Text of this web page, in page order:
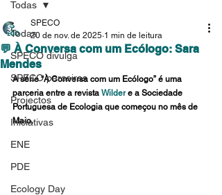
Todas
SPECO divulga
SPECO parceiros
Projectos
Iniciativas
ENE
PDE
Ecology Day
Todas
💬 À Conversa com um Ecólogo: Sara
Mendes
SPECO
20 de nov. de 2025 1 min de leitura
A série “À Conversa com um Ecólogo” é uma
parceria entre a revista Wilder e a Sociedade
Portuguesa de Ecologia que começou no mês de
Maio.